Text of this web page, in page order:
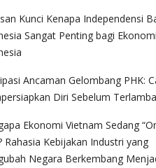
Kunci Kenapa Independensi
Sangat Penting bagi Ekonomi
Ancaman Gelombang PHK:
Diri Sebelum
Ekonomi Vietnam Sedang
Rahasia Kebijakan Industri yang
Negara Berkembang